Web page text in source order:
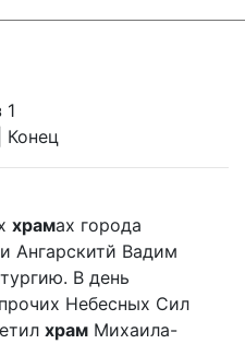
1
Конец
храмах города
Ангарскитй Вадим
В день
Небесных Сил
храм Михаила-